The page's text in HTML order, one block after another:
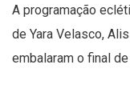
A programação
de Yara Velasco,
embalaram o final